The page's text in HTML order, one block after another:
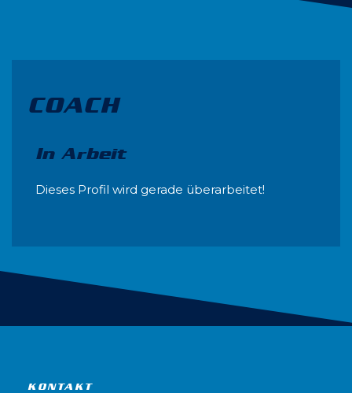
COACH
In Arbeit
Dieses Profil wird gerade überarbeitet!
KONTAKT